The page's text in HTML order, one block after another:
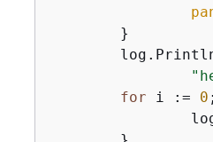
for i := 0